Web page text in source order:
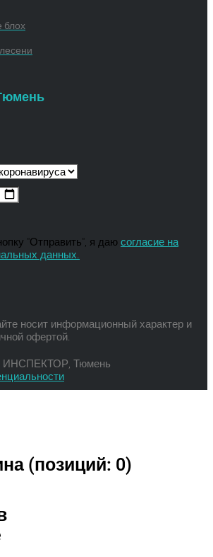
блох
"Отправить", я даю согласие на
данных.
носит информационный характер и
офертой.
ИНСПЕКТОР, Тюмень
(позиций: 0)